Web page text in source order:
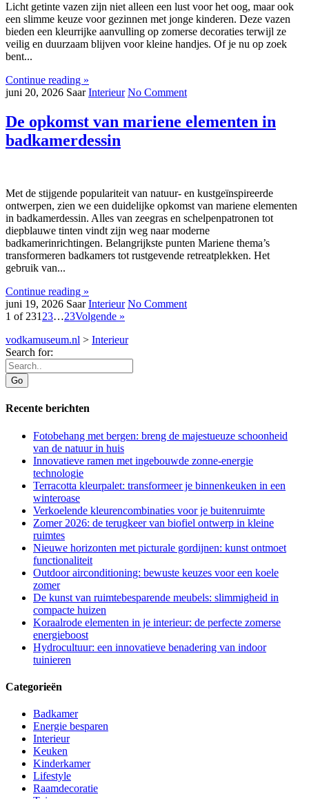
Licht getinte vazen zijn niet alleen een lust voor het oog, maar ook
een slimme keuze voor gezinnen met jonge kinderen. Deze vazen
bieden een kleurrijke aanvulling op zomerse decoraties terwijl ze
veilig en duurzaam blijven voor kleine handjes. Of je nu op zoek
bent...
Continue reading »
juni 20, 2026 Saar Interieur No Comment
De opkomst van mariene elementen in
badkamerdessin
Met de stijgende populariteit van natuur- en kustgeïnspireerde
ontwerpen, zien we een duidelijke opkomst van mariene elementen
in badkamerdessin. Alles van zeegras en schelpenpatronen tot
diepblauwe tinten vindt zijn weg naar moderne
badkamerinrichtingen. Belangrijkste punten Mariene thema’s
transformeren badkamers tot rustgevende retreatplekken. Het
gebruik van...
Continue reading »
juni 19, 2026 Saar Interieur No Comment
1 of 231 23…23Volgende »
vodkamuseum.nl > Interieur
Search for:
Recente berichten
Fotobehang met bergen: breng de majestueuze schoonheid
van de natuur in huis
Innovatieve ramen met ingebouwde zonne-energie
technologie
Terracotta kleurpalet: transformeer je binnenkeuken in een
winteroase
Verkoelende kleurencombinaties voor je buitenruimte
Zomer 2026: de terugkeer van biofiel ontwerp in kleine
ruimtes
Nieuwe horizonten met picturale gordijnen: kunst ontmoet
functionaliteit
Outdoor airconditioning: bewuste keuzes voor een koele
zomer
De kunst van ruimtebesparende meubels: slimmigheid in
compacte huizen
Koraalrode elementen in je interieur: de perfecte zomerse
energieboost
Hydrocultuur: een innovatieve benadering van indoor
tuinieren
Categorieën
Badkamer
Energie besparen
Interieur
Keuken
Kinderkamer
Lifestyle
Raamdecoratie